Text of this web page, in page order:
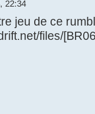
22:34
jeu de ce
files/